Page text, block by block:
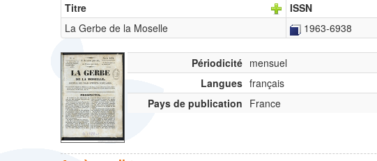
Titre ISSN
La Gerbe de la Moselle
1963-6938
Périodicité mensuel
Langues français
Pays de publication France